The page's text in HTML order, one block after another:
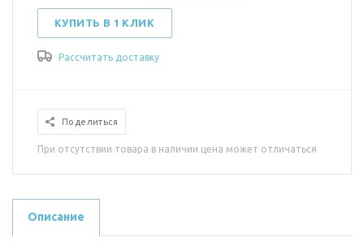
КУПИТЬ В 1 КЛИК
Рассчитать доставку
Поделиться
При отсутствии товара в наличии цена может отличаться
Описание